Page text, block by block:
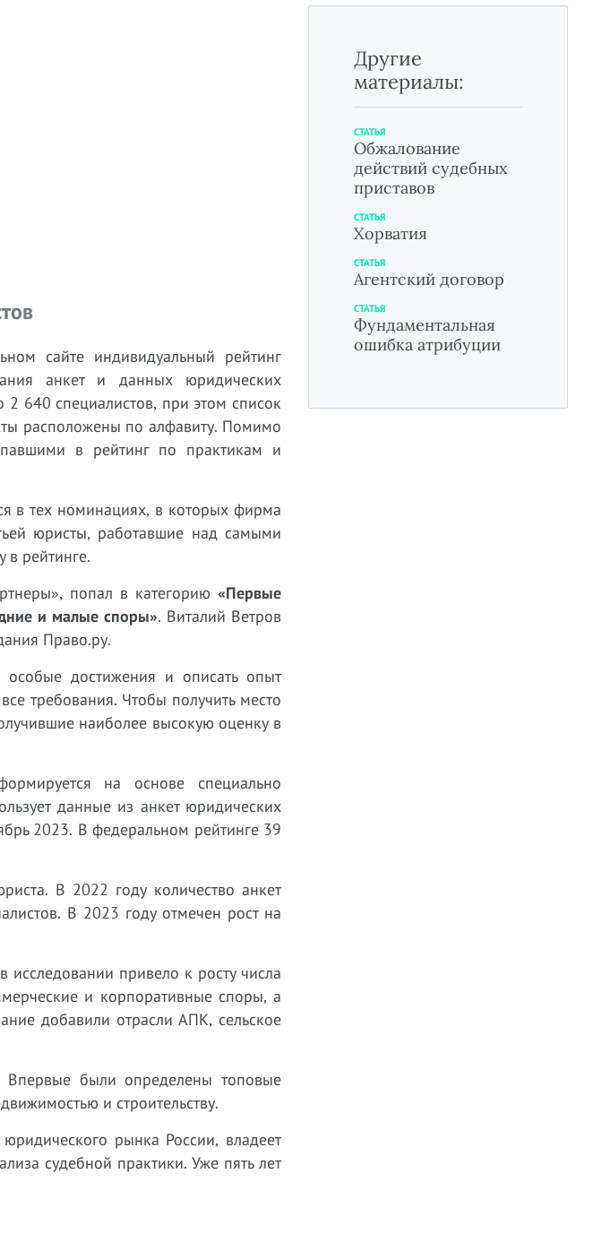
сайте индивидуальный рейтинг
анкет и данных юридических
2 640 специалистов, при этом список
расположены по алфавиту. Помимо
в рейтинг по практикам и
в тех номинациях, в которых фирма
юристы, работавшие над самыми
рейтинге.
попал в категорию «Первые
и малые споры». Виталий Ветров
Право.ру.
особые достижения и описать опыт
требования. Чтобы получить место
наиболее высокую оценку в
на основе специально
данные из анкет юридических
2023. В федеральном рейтинге 39
В 2022 году количество анкет
В 2023 году отмечен рост на
привело к росту числа
и корпоративные споры, а
добавили отрасли АПК, сельское
Впервые были определены топовые
и строительству.
рынка России, владеет
судебной практики. Уже пять лет
Другие
материалы:
СТАТЬЯ
Обжалование
действий судебных
приставов
СТАТЬЯ
Хорватия
СТАТЬЯ
Агентский договор
СТАТЬЯ
Фундаментальная
ошибка атрибуции